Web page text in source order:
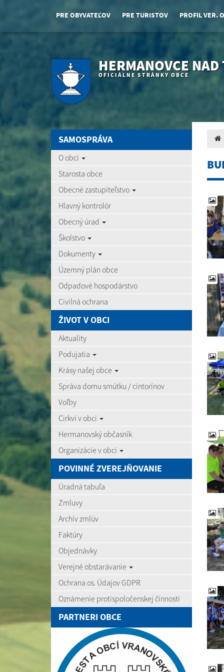
PRE OBYVATEĽOV PRE TURISTOV PROFIL VER.
HERMANOVCE
OFICIÁLNE STRÁNKY OBCE
SAMOSPRÁVA
O obci
Starosta obce
Obecné zastupiteľstvo
Hlavný kontrolór
Obecný úrad
Školstvo
Dokumenty
Územný plán obce
Odpadové hospodárstvo
Civilná ochrana
ŽIVOT V OBCI
Aktuality
Podujatia
Krásy našej obce
Správa domu smútku / cintorínov
Voľby
Cirkvi v obci
Hermanovský občasník
Organizácie v obci
POVINNÉ ZVEREJŇOVANIE
Úradná tabuľa
Zmluvy
Archív zmlúv
Faktúry
Objednávky
Verejné obstarávanie
Ochrana os. Údajov GDPR
Oznámenie protispoločenskej činnosti
PARTNERI OBCE